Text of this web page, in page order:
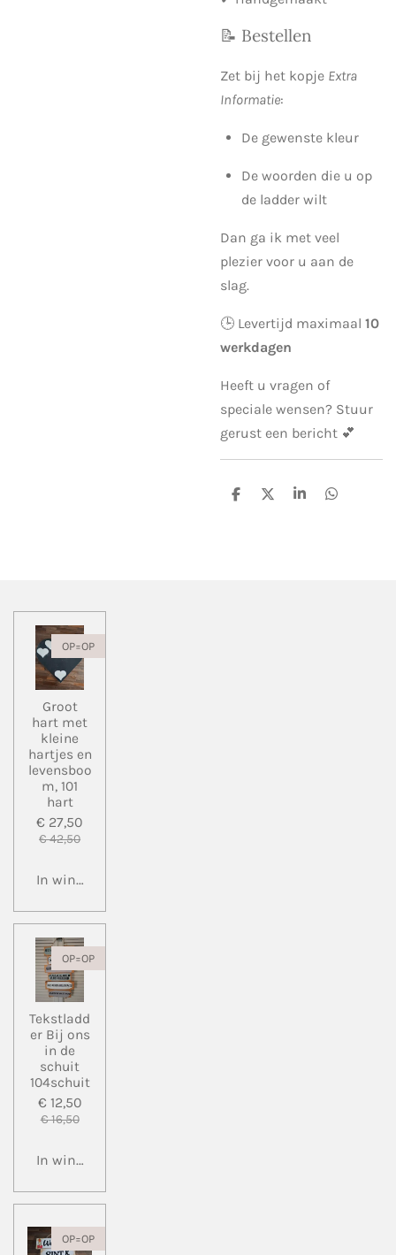
📝 Bestellen
Zet bij het kopje Extra
Informatie:
De gewenste kleur
De woorden die u op
de ladder wilt
Dan ga ik met veel
plezier voor u aan de
slag.
🕒 Levertijd maximaal 10
werkdagen
Heeft u vragen of
speciale wensen? Stuur
gerust een bericht 💕
D
D
S
D
OP=OP
Groot
hart met
kleine
hartjes en
levensboo
m, 101
hart
€ 27,50
€ 42,50
In winkelwagen
OP=OP
Tekstladd
er Bij ons
in de
schuit
104schuit
€ 12,50
€ 16,50
In winkelwagen
OP=OP